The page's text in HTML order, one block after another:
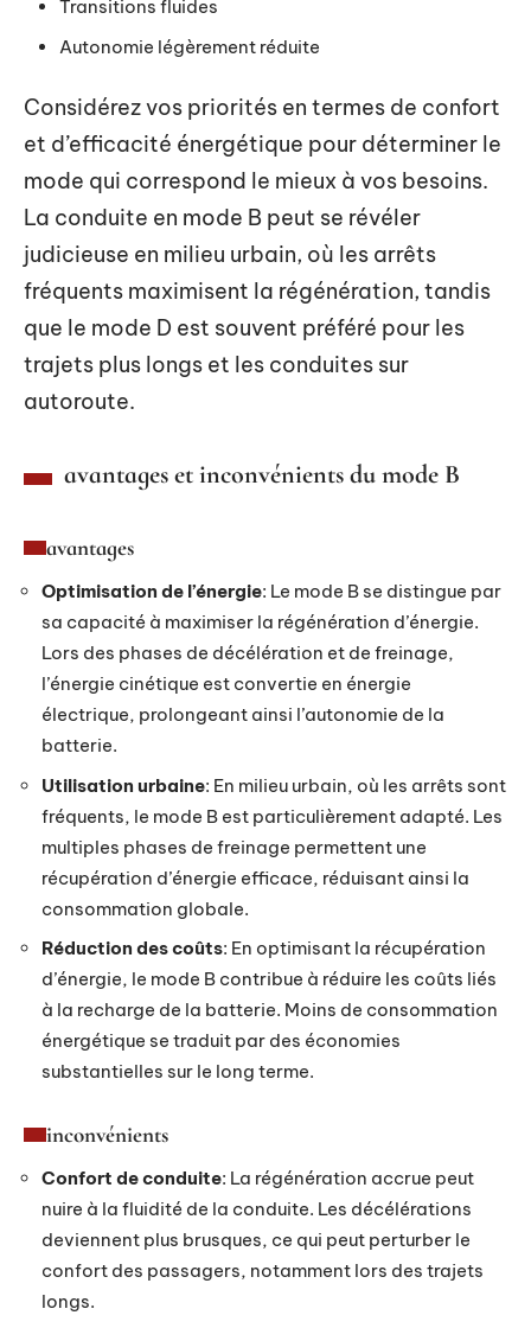
Transitions fluides
Autonomie légèrement réduite
Considérez vos priorités en termes de confort
et d’efficacité énergétique pour déterminer le
mode qui correspond le mieux à vos besoins.
La conduite en mode B peut se révéler
judicieuse en milieu urbain, où les arrêts
fréquents maximisent la régénération, tandis
que le mode D est souvent préféré pour les
trajets plus longs et les conduites sur
autoroute.
avantages et inconvénients du mode B
avantages
Optimisation de l’énergie: Le mode B se distingue par
sa capacité à maximiser la régénération d’énergie.
Lors des phases de décélération et de freinage,
l’énergie cinétique est convertie en énergie
électrique, prolongeant ainsi l’autonomie de la
batterie.
Utilisation urbaine: En milieu urbain, où les arrêts sont
fréquents, le mode B est particulièrement adapté. Les
multiples phases de freinage permettent une
récupération d’énergie efficace, réduisant ainsi la
consommation globale.
Réduction des coûts: En optimisant la récupération
d’énergie, le mode B contribue à réduire les coûts liés
à la recharge de la batterie. Moins de consommation
énergétique se traduit par des économies
substantielles sur le long terme.
inconvénients
Confort de conduite: La régénération accrue peut
nuire à la fluidité de la conduite. Les décélérations
deviennent plus brusques, ce qui peut perturber le
confort des passagers, notamment lors des trajets
longs.